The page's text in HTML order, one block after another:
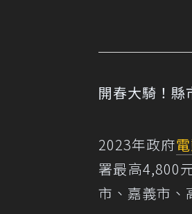
開春大騎！
2023年政府
署最高4,800
市、嘉義市、